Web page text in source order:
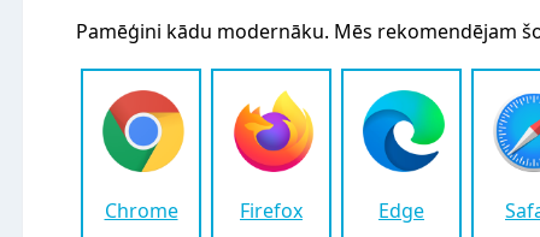
Pamēģini kādu modernāku. Mēs rekomendējam
Chrome Firefox Edge